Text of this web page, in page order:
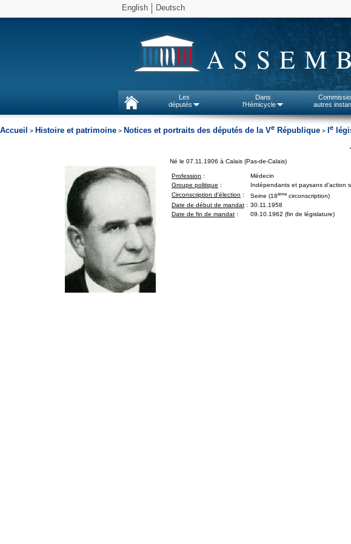
English Deutsch
Les
députés
Dans
l'Hémicycle
autres
Accueil > Histoire et patrimoine > Notices et portraits des députés de la Ve République > e
Né le 07.11.1906 à Calais (Pas-de-Calais)
Profession :
Médecin
Groupe politique :
Indépendants et paysans d'action
Circonscription d'élection : Seine (18ème circonscription)
Date de début de mandat : 30.11.1958
Date de fin de mandat : 09.10.1962 (fin de législature)